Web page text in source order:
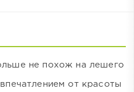
не похож на лешего
от красоты